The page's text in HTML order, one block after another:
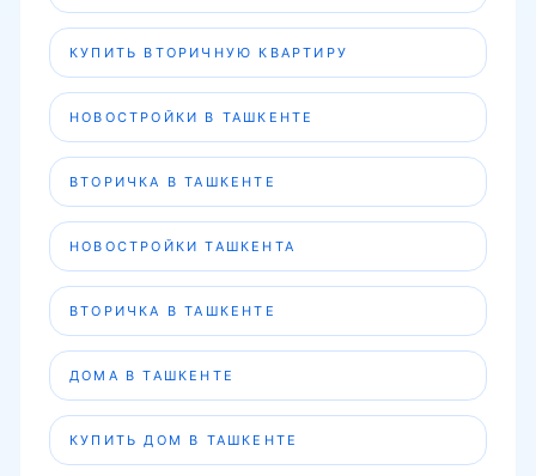
КУПИТЬ ВТОРИЧНУЮ КВАРТИРУ
НОВОСТРОЙКИ В ТАШКЕНТЕ
ВТОРИЧКА В ТАШКЕНТЕ
НОВОСТРОЙКИ ТАШКЕНТА
ВТОРИЧКА В ТАШКЕНТЕ
ДОМА В ТАШКЕНТЕ
КУПИТЬ ДОМ В ТАШКЕНТЕ